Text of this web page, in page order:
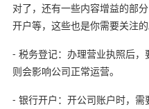
对了，还有一些内容增益的部
开户等，这些也是你需要关注的
- 税务登记：办理营业执照后
则会影响公司正常运营。
- 银行开户：开公司账户时，